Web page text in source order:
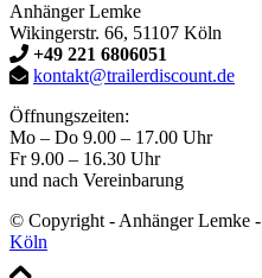
Anhänger Lemke
Wikingerstr. 66, 51107 Köln
+49 221 6806051
kontakt@trailerdiscount.de
Öffnungszeiten:
Mo – Do 9.00 – 17.00 Uhr
Fr 9.00 – 16.30 Uhr
und nach Vereinbarung
© Copyright - Anhänger Lemke -
Köln